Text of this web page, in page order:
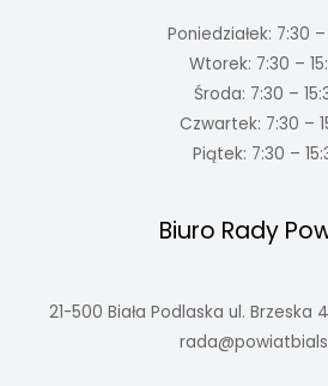
Poniedziałek: 7:30 –
Wtorek: 7:30 –
Środa: 7:30 –
Czwartek: 7:30 –
Piątek: 7:30 –
Biuro Rady
21-500 Biała Podlaska ul. Brzeska